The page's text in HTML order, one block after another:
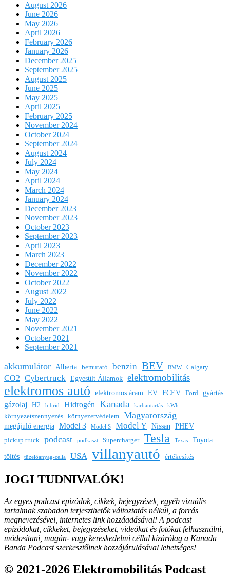
August 2026
June 2026
May 2026
April 2026
February 2026
January 2026
December 2025
September 2025
August 2025
June 2025
May 2025
April 2025
February 2025
November 2024
October 2024
September 2024
August 2024
July 2024
May 2024
April 2024
March 2024
January 2024
December 2023
November 2023
October 2023
September 2023
April 2023
March 2023
December 2022
November 2022
October 2022
August 2022
July 2022
June 2022
May 2022
November 2021
October 2021
September 2021
akkumulátor Alberta bemutató benzin BEV BMW Calgary
CO2 Cybertruck Egyesült Államok elektromobilitás
elektromos autó elektromos áram EV FCEV Ford gyártás
gázolaj H2 hibrid Hidrogén Kanada karbantartás kWh
környezetszennyezés környezetvédelem Magyarország
megújuló energia Model 3 Model S Model Y Nissan PHEV
pickup truck podcast podkaszt Supercharger Tesla Texas
Toyota
töltés
tüzelőanyag-cella USA villanyautó értékesítés
JOGI TUDNIVALÓK!
Az egyes podcast epizódok, cikkek, bejegyzések, egyéb vizuális
tartalmak szabadon terjeszthetők változtatás nélkül, a forrás
megnevezésével, internetes link hozzáadásával! A podcast
epizódokat, cikkeket, bejegyzéseket, videókat és fotókat felhasználni,
módosítani, magán- vagy kereskedelmi céllal kizárólag a Kanada
Banda Podcast szerkesztőinek hozzájárulásával lehetséges!
© 2021-2026 Elektromobilitás Podcast